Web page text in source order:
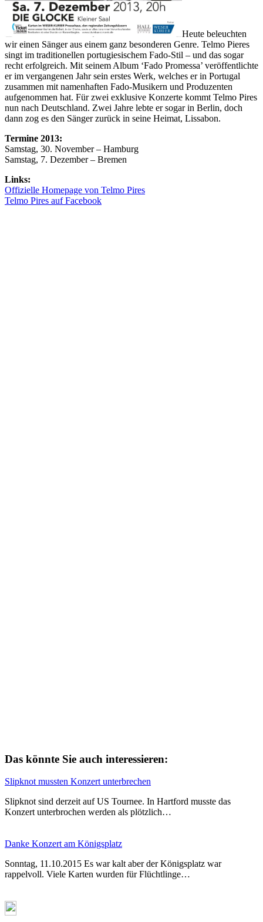
Heute beleuchten
wir einen Sänger aus einem ganz besonderen Genre. Telmo Pieres
singt im traditionellen portugiesischem Fado-Stil – und das sogar
recht erfolgreich. Mit seinem Album ‘Fado Promessa’ veröffentlichte
er im vergangenen Jahr sein erstes Werk, welches er in Portugal
zusammen mit namenhaften Fado-Musikern und Produzenten
aufgenommen hat. Für zwei exklusive Konzerte kommt Telmo Pires
nun nach Deutschland. Zwei Jahre lebte er sogar in Berlin, doch
dann zog es den Sänger zurück in seine Heimat, Lissabon.
Termine 2013:
Samstag, 30. November – Hamburg
Samstag, 7. Dezember – Bremen
Links:
Offizielle Homepage von Telmo Pires
Telmo Pires auf Facebook
Das könnte Sie auch interessieren:
Slipknot mussten Konzert unterbrechen
Slipknot sind derzeit auf US Tournee. In Hartford musste das
Konzert unterbrochen werden als plötzlich…
Danke Konzert am Königsplatz
Sonntag, 11.10.2015 Es war kalt aber der Königsplatz war
rappelvoll. Viele Karten wurden für Flüchtlinge…